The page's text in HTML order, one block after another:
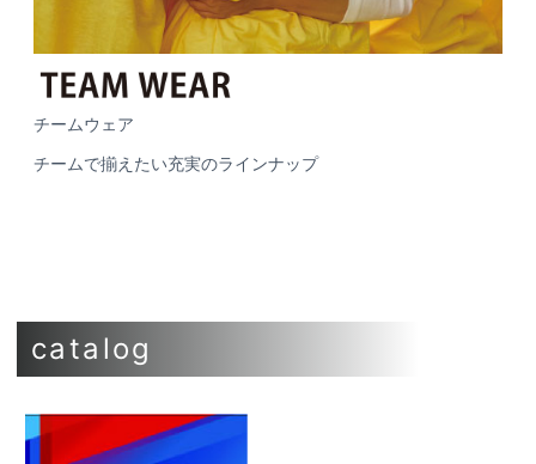
チームウェア
チームで揃えたい充実のラインナップ
catalog